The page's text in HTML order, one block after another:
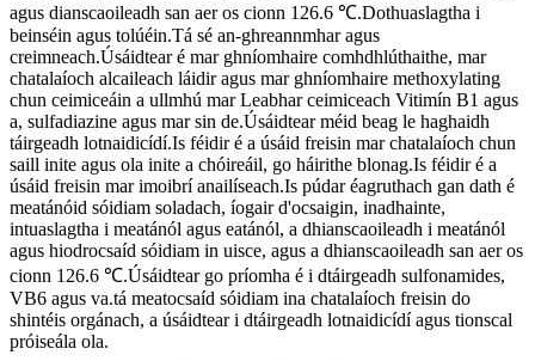
agus dianscaoileadh san aer os cionn 126.6 ℃.Dothuaslagtha i
beinséin agus tolúéin.Tá sé an-ghreannmhar agus
creimneach.Úsáidtear é mar ghníomhaire comhdhlúthaithe, mar
chatalaíoch alcaileach láidir agus mar ghníomhaire methoxylating
chun ceimiceáin a ullmhú mar Leabhar ceimiceach Vitimín B1 agus
a, sulfadiazine agus mar sin de.Úsáidtear méid beag le haghaidh
táirgeadh lotnaidicídí.Is féidir é a úsáid freisin mar chatalaíoch chun
saill inite agus ola inite a chóireáil, go háirithe blonag.Is féidir é a
úsáid freisin mar imoibrí anailíseach.Is púdar éagruthach gan dath é
meatánóid sóidiam soladach, íogair d'ocsaigin, inadhainte,
intuaslagtha i meatánól agus eatánól, a dhianscaoileadh i meatánól
agus hiodrocsaíd sóidiam in uisce, agus a dhianscaoileadh san aer os
cionn 126.6 ℃.Úsáidtear go príomha é i dtáirgeadh sulfonamides,
VB6 agus va.tá meatocsaíd sóidiam ina chatalaíoch freisin do
shintéis orgánach, a úsáidtear i dtáirgeadh lotnaidicídí agus tionscal
próiseála ola.